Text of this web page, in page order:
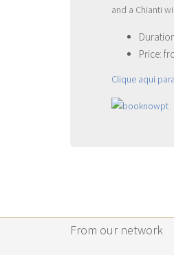
and a Chianti
Price:
Clique aqui
From our network